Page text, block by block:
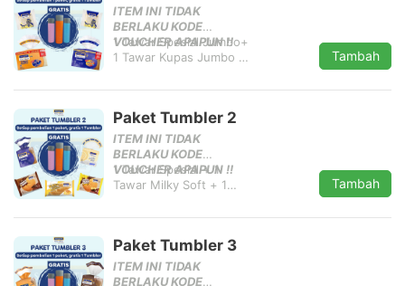
ITEM INI TIDAK
BERLAKU KODE
VOUCHER APAPUN !!
1 Tawar Spesial Jumbo+
1 Tawar Kupas Jumbo +
Gula+ Free 1 Tumbler
warna)
Tambah
Paket Tumbler 2
ITEM INI TIDAK
BERLAKU KODE
VOUCHER APAPUN !!
1 Tawar Spesial + 1
Tawar Milky Soft + 1
Cheese Bun + 1 Sisir
Tumbler (Bisa pilih salah
satu warna)
Tambah
Paket Tumbler 3
ITEM INI TIDAK
BERLAKU KODE